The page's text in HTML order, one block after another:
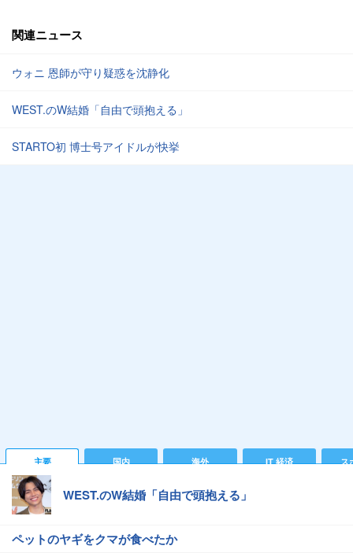
関連ニュース
ウォニ 恩師が守り疑惑を沈静化
WEST.のW結婚「自由で頭抱える」
STARTO初 博士号アイドルが快挙
主要 国内 海外 IT 経済 ス
WEST.のW結婚「自由で頭抱える」
ペットのヤギをクマが食べたか